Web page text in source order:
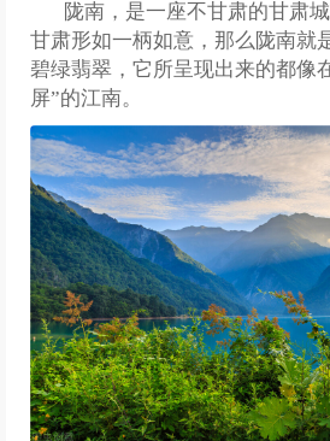
陇南，是一座不甘肃的甘肃
甘肃形如一柄如意，那么陇南就
碧绿翡翠，它所呈现出来的都像
屏”的江南。